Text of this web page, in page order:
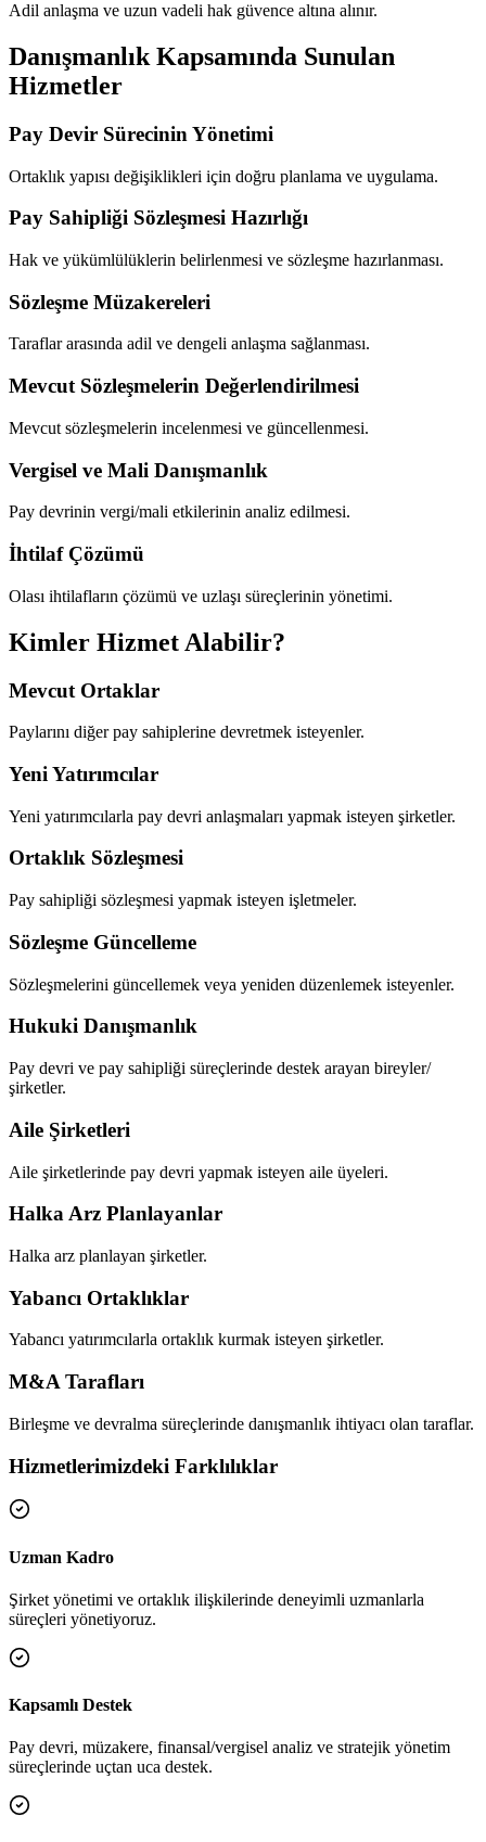
Adil anlaşma ve uzun vadeli hak güvence altına alınır.
Danışmanlık Kapsamında Sunulan
Hizmetler
Pay Devir Sürecinin Yönetimi
Ortaklık yapısı değişiklikleri için doğru planlama ve uygulama.
Pay Sahipliği Sözleşmesi Hazırlığı
Hak ve yükümlülüklerin belirlenmesi ve sözleşme hazırlanması.
Sözleşme Müzakereleri
Taraflar arasında adil ve dengeli anlaşma sağlanması.
Mevcut Sözleşmelerin Değerlendirilmesi
Mevcut sözleşmelerin incelenmesi ve güncellenmesi.
Vergisel ve Mali Danışmanlık
Pay devrinin vergi/mali etkilerinin analiz edilmesi.
İhtilaf Çözümü
Olası ihtilafların çözümü ve uzlaşı süreçlerinin yönetimi.
Kimler Hizmet Alabilir?
Mevcut Ortaklar
Paylarını diğer pay sahiplerine devretmek isteyenler.
Yeni Yatırımcılar
Yeni yatırımcılarla pay devri anlaşmaları yapmak isteyen şirketler.
Ortaklık Sözleşmesi
Pay sahipliği sözleşmesi yapmak isteyen işletmeler.
Sözleşme Güncelleme
Sözleşmelerini güncellemek veya yeniden düzenlemek isteyenler.
Hukuki Danışmanlık
Pay devri ve pay sahipliği süreçlerinde destek arayan bireyler/
şirketler.
Aile Şirketleri
Aile şirketlerinde pay devri yapmak isteyen aile üyeleri.
Halka Arz Planlayanlar
Halka arz planlayan şirketler.
Yabancı Ortaklıklar
Yabancı yatırımcılarla ortaklık kurmak isteyen şirketler.
M&A Tarafları
Birleşme ve devralma süreçlerinde danışmanlık ihtiyacı olan taraflar.
Hizmetlerimizdeki Farklılıklar
Uzman Kadro
Şirket yönetimi ve ortaklık ilişkilerinde deneyimli uzmanlarla
süreçleri yönetiyoruz.
Kapsamlı Destek
Pay devri, müzakere, finansal/vergisel analiz ve stratejik yönetim
süreçlerinde uçtan uca destek.